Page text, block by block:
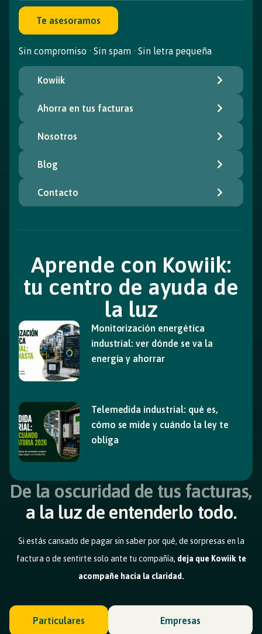
Te asesoramos
Sin compromiso · Sin spam · Sin letra pequeña
Kowiik
Ahorra en tus facturas
Nosotros
Blog
Contacto
Aprende con Kowiik:
tu centro de ayuda de
la luz
Monitorización energética
industrial: ver dónde se va la
energía y ahorrar
Telemedida industrial: qué es,
cómo se mide y cuándo la ley te
obliga
De la oscuridad de tus facturas,
a la luz de entenderlo todo.
Si estás cansado de pagar sin saber por qué, de sorpresas en la
factura o de sentirte solo ante tu compañía, deja que Kowiik te
acompañe hacia la claridad.
Particulares
Empresas